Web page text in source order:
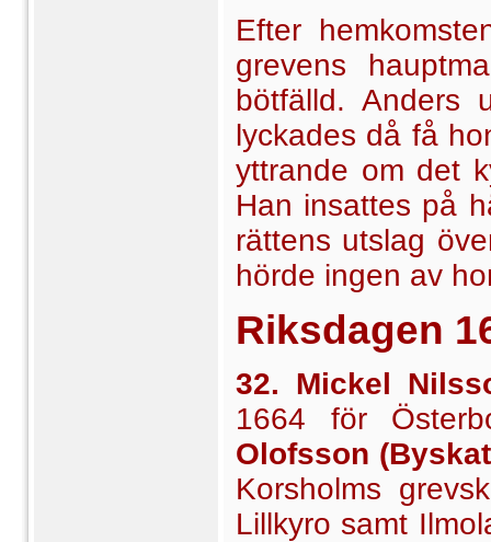
Efter
grevens
bötfälld. Anders
lyckades då få
yttrande om det
Han insattes på
rättens utslag
hörde ingen av
Riksdagen
32. Mickel
1664 för
Olofsson
Korsholms
Lillkyro samt